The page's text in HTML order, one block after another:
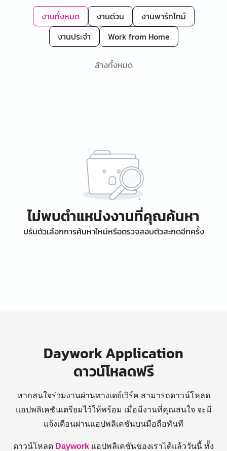
งานทั้งหมด งานด่วน
งานพาร์ทไทม์
งานประจำ
Work from Home
ล้างทั้งหมด
ไม่พบตำแหน่งงานที่คุณค้นหา
ปรับตัวเลือกการค้นหาใหม่หรือตรวจสอบตัวสะกดอีกครั้ง
Daywork Application
ดาวน์โหลดฟรี
หากสนใจร่วมงานผ่านทางเดย์เวิร์ค สามารถดาวน์โหลด
แอปพลิเคชันเตรียมไว้ให้พร้อม เมื่อมีงานที่คุณสนใจ จะมี
แจ้งเตือนผ่านแอปพลิเคชันบนมือถือทันที
ดาวน์โหลด Daywork แอปพลิเคชันของเราได้แล้ววันนี้ ทั้ง